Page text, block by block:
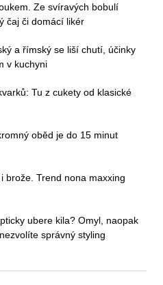
Ze svíravých bobulí
čaj či domácí likér
a římský se liší chutí, účinky
v kuchyni
Tu z cukety od klasické
oběd je do 15 minut
brože. Trend nona maxxing
ubere kila? Omyl, naopak
správný styling